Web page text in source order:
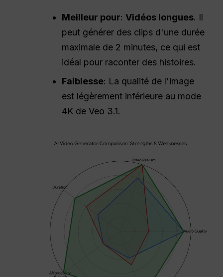
Meilleur pour:Vidéos longues. Il
peut générer des clips d'une durée
maximale de 2 minutes, ce qui est
idéal pour raconter des histoires.
Faiblesse: La qualité de l'image
est légèrement inférieure au mode
4K de Veo 3.1.